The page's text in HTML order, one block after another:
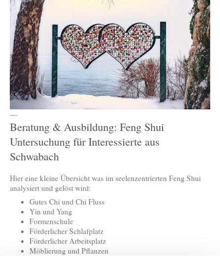
---
Beratung & Ausbildung: Feng Shui
Untersuchung für Interessierte aus
Schwabach
Hier eine kleine Übersicht was im seelenzentrierten Feng Shui
analysiert und gelöst wird:
Gutes Chi und Chi Fluss
Yin und Yang
Formenschule
Förderlicher Schlafplatz
Förderlicher Arbeitsplatz
Möblierung und Pflanzen